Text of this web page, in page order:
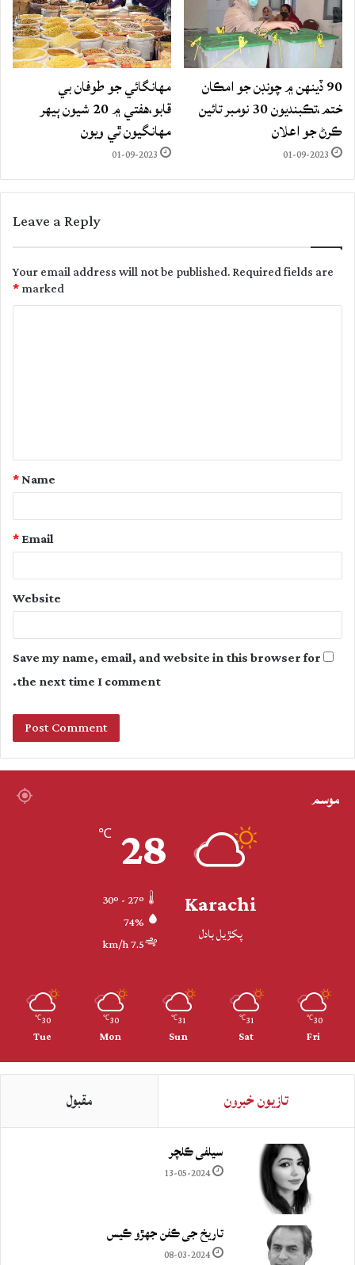
90 ڏينهن ۾ چونڊن جو امڪان
ختم،تڪبنديون 30 نومبر تائين
ڪرڻ جو اعلان
01-09-2023
مهانگائي جو طوفان بي
قابو،هفتي ۾ 20 شيون ٻيهر
مهانگيون ٿي ويون
01-09-2023
Leave a Reply
Your email address will not be published.Required fields are
marked
*
t
Name
*
Email
*
Website
Save my name, email, and website in this browser for
the next time I comment.
موسم
Karachi
پکڙيل بادل
28
℃
74%
7.5 km/h
30
℃
Fri
31
℃
Sat
31
℃
Sun
30
℃
Mon
30
℃
Tue
تازيون خبرون مقبول
سيلفي ڪلچر
13-05-2024
تاريخ جي ڪفن جھڙو ڪيس
08-03-2024